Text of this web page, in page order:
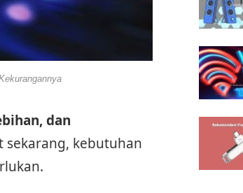
dan
sekarang, kebutuhan